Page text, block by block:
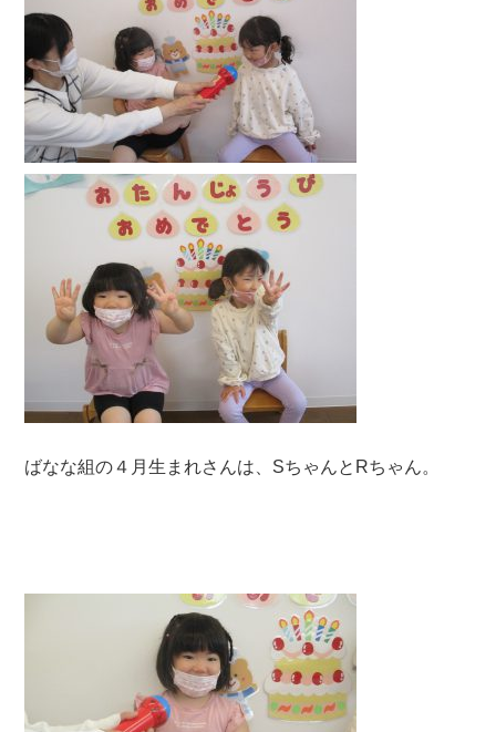
ばなな組の４月生まれさんは、SちゃんとRちゃん。